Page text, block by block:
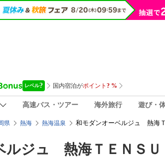
高速バス・ツアー 海外旅行 遊び・
県 熱海 熱海温泉 和モダンオーベルジュ 熱海
ルジュ 熱海ＴＥＮＳＵ